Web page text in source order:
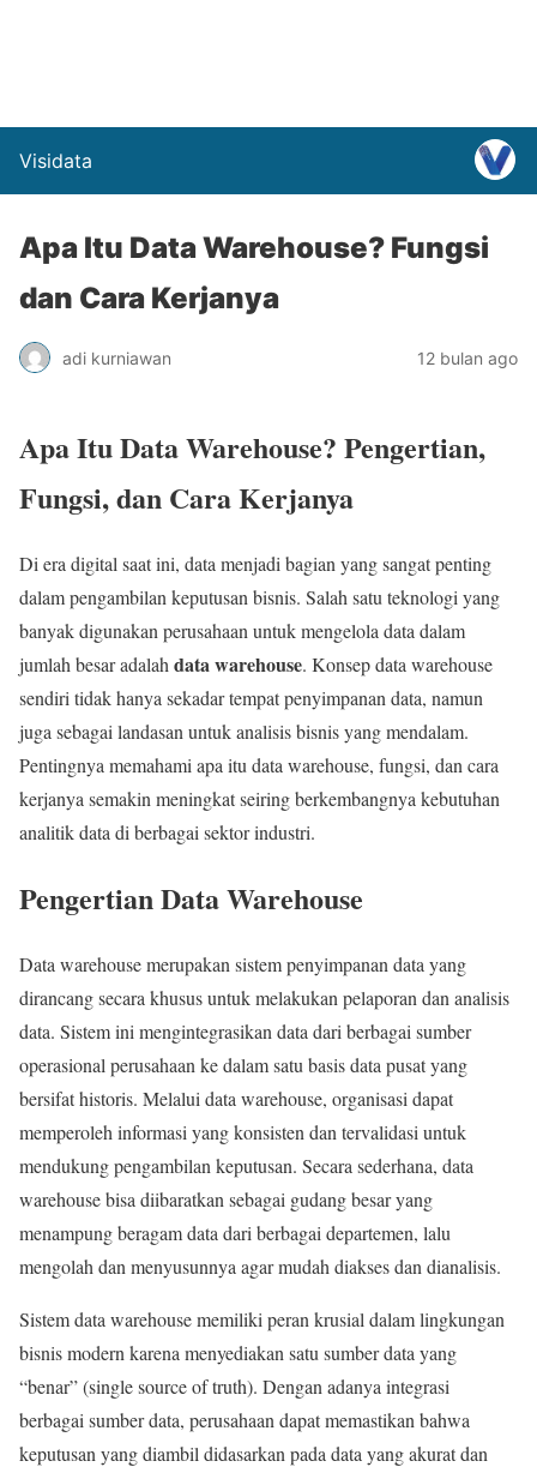
Visidata
Apa Itu Data Warehouse? Fungsi
dan Cara Kerjanya
adi kurniawan 12 bulan ago
Apa Itu Data Warehouse? Pengertian,
Fungsi, dan Cara Kerjanya
Di era digital saat ini, data menjadi bagian yang sangat penting
dalam pengambilan keputusan bisnis. Salah satu teknologi yang
banyak digunakan perusahaan untuk mengelola data dalam
jumlah besar adalah data warehouse. Konsep data warehouse
sendiri tidak hanya sekadar tempat penyimpanan data, namun
juga sebagai landasan untuk analisis bisnis yang mendalam.
Pentingnya memahami apa itu data warehouse, fungsi, dan cara
kerjanya semakin meningkat seiring berkembangnya kebutuhan
analitik data di berbagai sektor industri.
Pengertian Data Warehouse
Data warehouse merupakan sistem penyimpanan data yang
dirancang secara khusus untuk melakukan pelaporan dan analisis
data. Sistem ini mengintegrasikan data dari berbagai sumber
operasional perusahaan ke dalam satu basis data pusat yang
bersifat historis. Melalui data warehouse, organisasi dapat
memperoleh informasi yang konsisten dan tervalidasi untuk
mendukung pengambilan keputusan. Secara sederhana, data
warehouse bisa diibaratkan sebagai gudang besar yang
menampung beragam data dari berbagai departemen, lalu
mengolah dan menyusunnya agar mudah diakses dan dianalisis.
Sistem data warehouse memiliki peran krusial dalam lingkungan
bisnis modern karena menyediakan satu sumber data yang
“benar” (single source of truth). Dengan adanya integrasi
berbagai sumber data, perusahaan dapat memastikan bahwa
keputusan yang diambil didasarkan pada data yang akurat dan